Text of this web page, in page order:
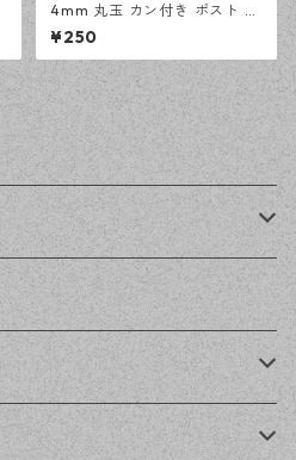
4mm 丸玉 カン付き ポスト ピ
アス ゴールド 20ピース 金属
キャッチ ピアスパーツ 【en工
房】
¥250